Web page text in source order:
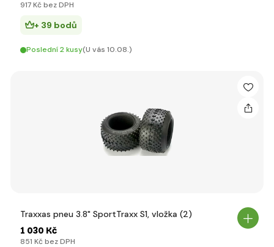
917 Kč bez DPH
+ 39 bodů
Poslední 2 kusy(U vás 10.08.)
Traxxas pneu 3.8" SportTraxx S1, vložka (2)
1 030 Kč
851 Kč bez DPH